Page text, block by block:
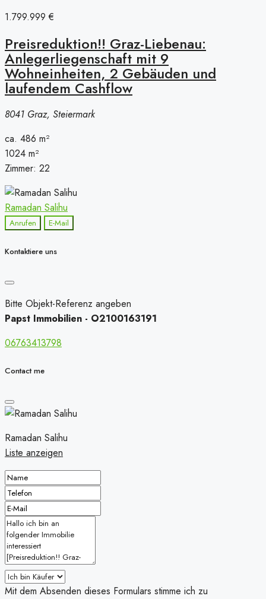
1.799.999 €
Preisreduktion!! Graz-Liebenau:
Anlegerliegenschaft mit 9
Wohneinheiten, 2 Gebäuden und
laufendem Cashflow
8041 Graz, Steiermark
ca. 486 m²
1024 m²
Zimmer: 22
Ramadan Salihu
Anrufen E-Mail
Kontaktiere uns
Bitte Objekt-Referenz angeben
Papst Immobilien - O2100163191
06763413798
Contact me
Ramadan Salihu
Liste anzeigen
Mit dem Absenden dieses Formulars stimme ich zu